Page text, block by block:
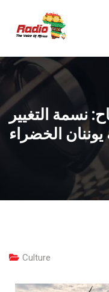
نسمة التغيير
الخضراء
Culture